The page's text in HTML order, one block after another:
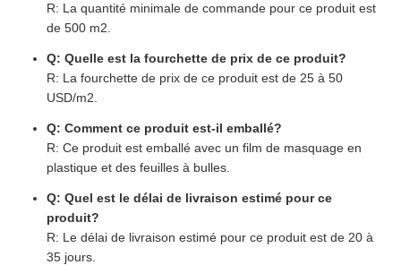
R: La quantité minimale de commande pour ce produit est
de 500 m2.
Q: Quelle est la fourchette de prix de ce produit?
R: La fourchette de prix de ce produit est de 25 à 50
USD/m2.
Q: Comment ce produit est-il emballé?
R: Ce produit est emballé avec un film de masquage en
plastique et des feuilles à bulles.
Q: Quel est le délai de livraison estimé pour ce
produit?
R: Le délai de livraison estimé pour ce produit est de 20 à
35 jours.